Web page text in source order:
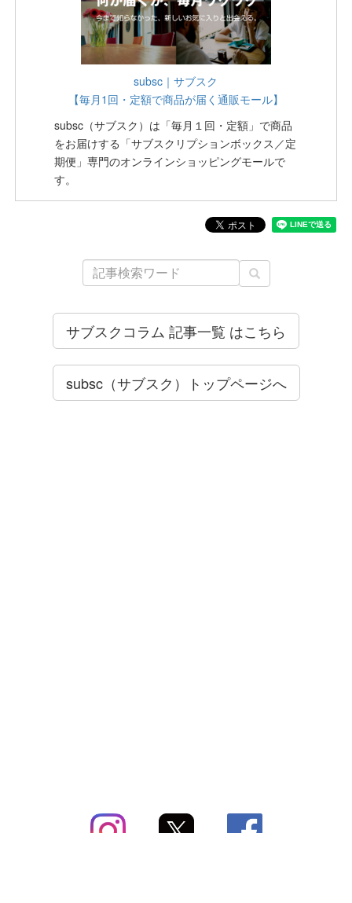
subsc｜サブスク
【毎月1回・定額で商品が届く通販モール】
subsc（サブスク）は「毎月１回・定額」で商品
をお届けする「サブスクリプションボックス／定
期便」専門のオンラインショッピングモールで
す。
サブスクコラム 記事一覧 はこちら
subsc（サブスク）トップページへ